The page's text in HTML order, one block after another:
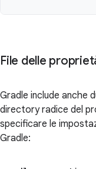
File delle
Gradle include anche
directory radice del
specificare le
Gradle: